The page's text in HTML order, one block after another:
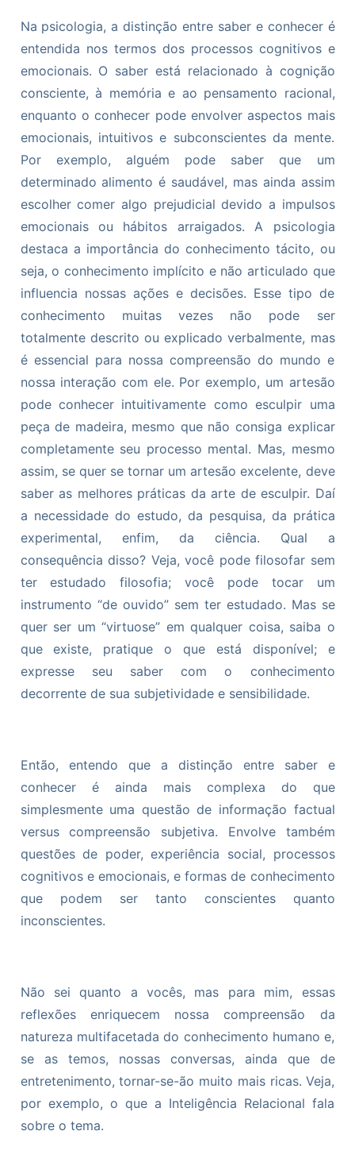
Na psicologia, a distinção entre saber e conhecer é
entendida nos termos dos processos cognitivos e
emocionais. O saber está relacionado à cognição
consciente, à memória e ao pensamento racional,
enquanto o conhecer pode envolver aspectos mais
emocionais, intuitivos e subconscientes da mente.
Por exemplo, alguém pode saber que um
determinado alimento é saudável, mas ainda assim
escolher comer algo prejudicial devido a impulsos
emocionais ou hábitos arraigados. A psicologia
destaca a importância do conhecimento tácito, ou
seja, o conhecimento implícito e não articulado que
influencia nossas ações e decisões. Esse tipo de
conhecimento muitas vezes não pode ser
totalmente descrito ou explicado verbalmente, mas
é essencial para nossa compreensão do mundo e
nossa interação com ele. Por exemplo, um artesão
pode conhecer intuitivamente como esculpir uma
peça de madeira, mesmo que não consiga explicar
completamente seu processo mental. Mas, mesmo
assim, se quer se tornar um artesão excelente, deve
saber as melhores práticas da arte de esculpir. Daí
a necessidade do estudo, da pesquisa, da prática
experimental, enfim, da ciência. Qual a
consequência disso? Veja, você pode filosofar sem
ter estudado filosofia; você pode tocar um
instrumento “de ouvido” sem ter estudado. Mas se
quer ser um “virtuose” em qualquer coisa, saiba o
que existe, pratique o que está disponível; e
expresse seu saber com o conhecimento
decorrente de sua subjetividade e sensibilidade.
Então, entendo que a distinção entre saber e
conhecer é ainda mais complexa do que
simplesmente uma questão de informação factual
versus compreensão subjetiva. Envolve também
questões de poder, experiência social, processos
cognitivos e emocionais, e formas de conhecimento
que podem ser tanto conscientes quanto
inconscientes.
Não sei quanto a vocês, mas para mim, essas
reflexões enriquecem nossa compreensão da
natureza multifacetada do conhecimento humano e,
se as temos, nossas conversas, ainda que de
entretenimento, tornar-se-ão muito mais ricas. Veja,
por exemplo, o que a Inteligência Relacional fala
sobre o tema.